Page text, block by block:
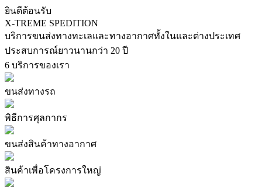
ยินดีต้อนรับ
X-TREME SPEDITION
บริการขนส่งทางทะเลและทางอากาศทั้งในและต่างประเทศ
ประสบการณ์ยาวนานกว่า 20 ปี
6 บริการของเรา
ขนส่งทางรถ
พิธีการศุลกากร
ขนส่งสินค้าทางอากาศ
สินค้าเพื่อโครงการใหญ่